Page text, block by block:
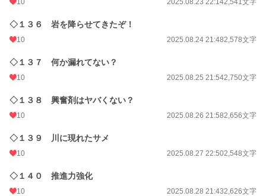
10 2025.08.23 22:142,541文字
◇１３６ 岩を降らせてきたぞ！
10 2025.08.24 21:482,578文字
◇１３７ 何か漏れてない？
10 2025.08.25 21:542,750文字
◇１３８ 興奮剤はヤバくない？
10 2025.08.26 21:582,656文字
◇１３９ 川に現れたサメ
10 2025.08.27 22:502,548文字
◇１４０ 推進力強化
10 2025.08.28 21:432,626文字